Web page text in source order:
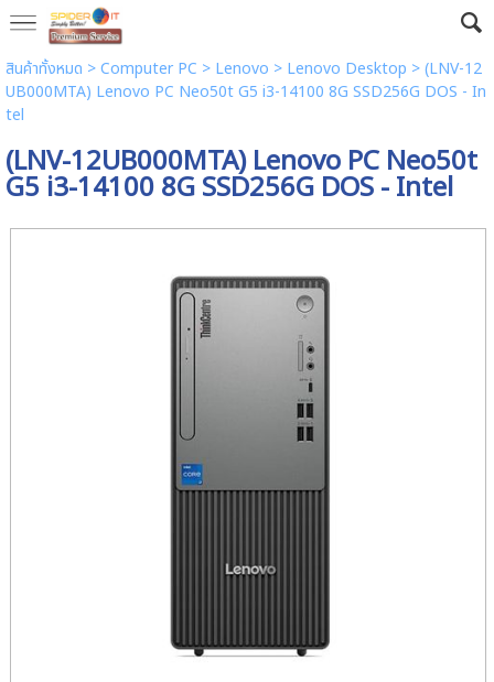
สินค้าทั้งหมด >Computer PC > Lenovo > Lenovo Desktop > (LNV-12
UB000MTA) Lenovo PC Neo50t G5 i3-14100 8G SSD256G DOS - In
tel
(LNV-12UB000MTA) Lenovo PC Neo50t
G5 i3-14100 8G SSD256G DOS - Intel